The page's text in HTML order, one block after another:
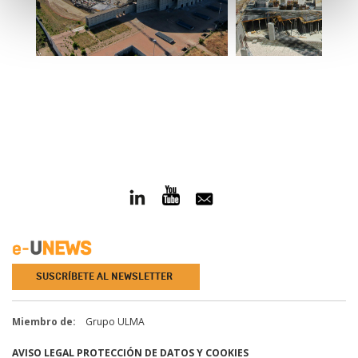
SUSCRÍBETE AL NEWSLETTER
Miembro de: Grupo ULMA
AVISO LEGAL PROTECCIÓN DE DATOS Y COOKIES